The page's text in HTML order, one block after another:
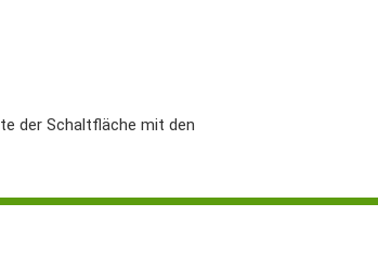
der Schaltfläche mit den